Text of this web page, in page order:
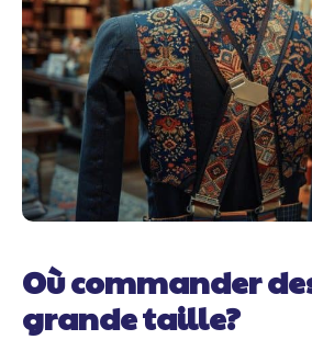
Où commander
grande taille?